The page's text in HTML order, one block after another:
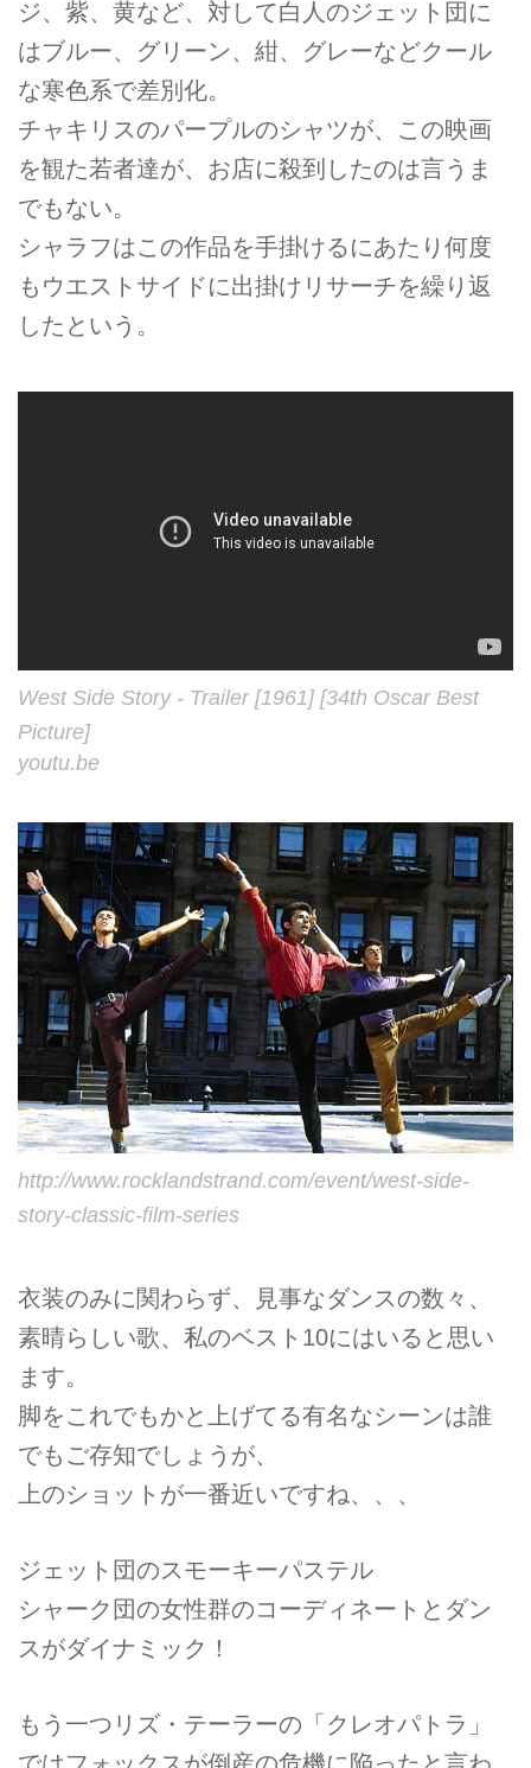
ジ、紫、黄など、対して白人のジェット団に
はブルー、グリーン、紺、グレーなどクール
な寒色系で差別化。
チャキリスのパープルのシャツが、この映画
を観た若者達が、お店に殺到したのは言うま
でもない。
シャラフはこの作品を手掛けるにあたり何度
もウエストサイドに出掛けリサーチを繰り返
したという。
West Side Story - Trailer [1961] [34th Oscar Best
Picture]
youtu.be
http://www.rocklandstrand.com/event/west-side-
story-classic-film-series
衣装のみに関わらず、見事なダンスの数々、
素晴らしい歌、私のベスト10にはいると思い
ます。
脚をこれでもかと上げてる有名なシーンは誰
でもご存知でしょうが、
上のショットが一番近いですね、、、
ジェット団のスモーキーパステル
シャーク団の女性群のコーディネートとダン
スがダイナミック！
もう一つリズ・テーラーの「クレオパトラ」